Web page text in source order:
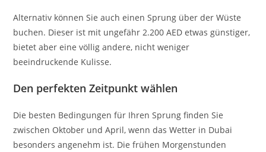
Alternativ können Sie auch einen Sprung über der Wüste
buchen. Dieser ist mit ungefähr 2.200 AED etwas günstiger,
bietet aber eine völlig andere, nicht weniger
beeindruckende Kulisse.
Den perfekten Zeitpunkt wählen
Die besten Bedingungen für Ihren Sprung finden Sie
zwischen Oktober und April, wenn das Wetter in Dubai
besonders angenehm ist. Die frühen Morgenstunden